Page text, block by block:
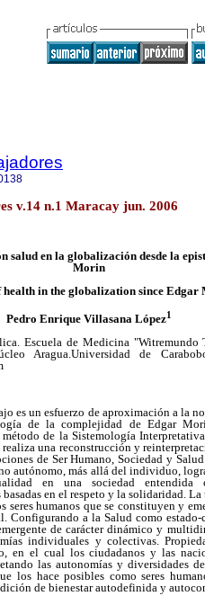
v.14 n.1 Maracay jun. 2006
salud en la globalización desde la
Morin
health in the globalization since Edgar
Pedro Enrique Villasana López1
Escuela de Medicina "Witremundo
Aragua.Universidad de
es un esfuerzo de aproximación a la
de la complejidad de Edgar
de la Sistemología
realiza una reconstrucción y
de Ser Humano, Sociedad y
autónomo, más allá del individuo,
en una sociedad entendida
en el respeto y la solidaridad.
humanos que se constituyen y
Configurando a la Salud como
de carácter dinámico y
individuales y colectivas.
en el cual los ciudadanos y las
las autonomías y diversidades
los hace posibles como seres
de bienestar autodefinida y